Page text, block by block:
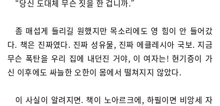
“당신 도대체 무슨 짓을 한 겁니까.”
좀 매섭게 들리길 원했지만 목소리에도 영 힘이 안 들어갔
다. 책은 진짜였다. 진짜 성유물, 진짜 에클레시아 국보. 지금
무슨 폭탄을 우리 집에 내던진 거야, 이 여자는! 현기증이 가
신 이후에도 싸늘한 오한이 몸에서 떨쳐지지 않았다.
이 사실이 알려지면. 책이 노아르크에, 하필이면 비앙세 자